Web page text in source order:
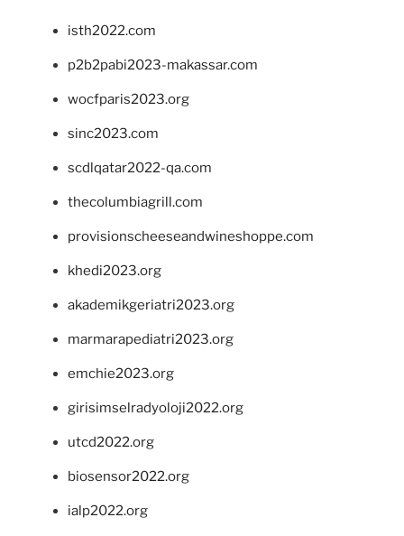
isth2022.com
p2b2pabi2023-makassar.com
wocfparis2023.org
sinc2023.com
scdlqatar2022-qa.com
thecolumbiagrill.com
provisionscheeseandwineshoppe.com
khedi2023.org
akademikgeriatri2023.org
marmarapediatri2023.org
emchie2023.org
girisimselradyoloji2022.org
utcd2022.org
biosensor2022.org
ialp2022.org